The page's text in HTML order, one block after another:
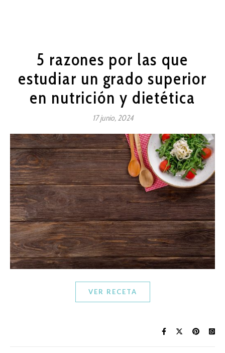
5 razones por las que
estudiar un grado superior
en nutrición y dietética
17 junio, 2024
VER RECETA